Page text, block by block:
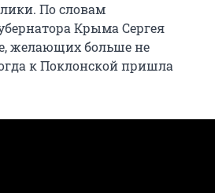
По словам
Крыма Сергея
желающих больше не
к Поклонской пришла